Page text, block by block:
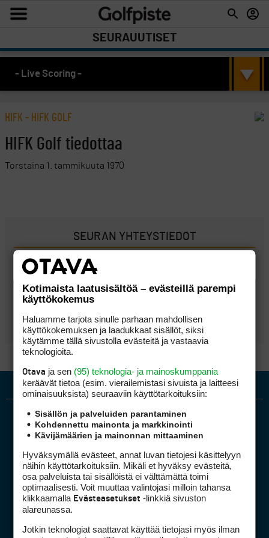
SEURAUUTISET
- Live Scoring -
HIFK - HIFK GOLF
HIFK Golf tiedottaa
Torstaina 1. tammikuuta 1970
SEURAN YHTEYSTIEDOT
Kuusmiehentie 13
https://hifkgolf.fi/
Golfpiste mediakortti
Mediahinnasto
Golfpisteen yhteystiedot
Kotimaista laatusisältöä – evästeillä parempi
käyttökokemus
Haluamme tarjota sinulle parhaan mahdollisen
käyttökokemuksen ja laadukkaat sisällöt, siksi
käytämme tällä sivustolla evästeitä ja vastaavia
teknologioita.
Otava ja sen (95) teknologia- ja mainoskumppania
keräävät tietoa (esim. vierailemis­tasi sivuista ja laitteesi
ominaisuuk­sista) seuraaviin käyttötarkoituksiin:
Sisällön ja palveluiden parantaminen
Kohdennettu mainonta ja markkinointi
Kävijämäärien ja mainonnan mittaaminen
Hyväksymällä evästeet, annat luvan tietojesi käsittelyyn
näihin käyttötarkoituksiin. Mikäli et hyväksy evästeitä,
osa palveluista tai sisällöistä ei välttämättä toimi
optimaalisesti. Voit muuttaa valintojasi milloin tahansa
klikkaamalla Evästeasetukset -linkkiä sivuston
alareunassa.
Jotkin teknologiat saattavat käyttää tietojasi myös ilman